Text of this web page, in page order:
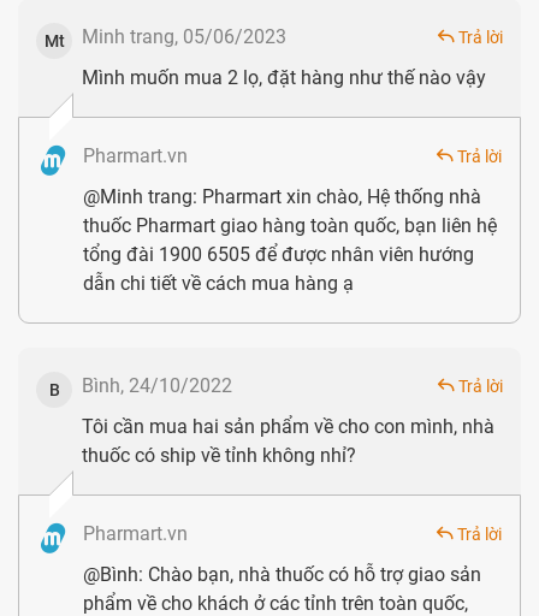
Giá và địa chỉ mua hàng uy tín
Pharmart.vn cam kết cung cấp các sản phẩm chính hãng
Special Kid Vitamine C Naturelle hiện đang được bày bán
tại nhiều nhà thuốc và các sàn thương mại điện tử với giá
Tuy nhiên thị trường Dược phẩm ngày càng bị xáo trộn, rất
nhiều hàng giả, hàng kém chất lượng tinh vi khó phân biệt,
Mt Minh trang, 05/06/2023 Trả lời
Mình muốn mua 2 lọ, đặt hàng như thế nào vậy
Pharmart.vn Trả lời
@Minh trang: Pharmart xin chào, Hệ thống nhà
thuốc Pharmart giao hàng toàn quốc, bạn liên hệ
tổng đài 1900 6505 để được nhân viên hướng
dẫn chi tiết về cách mua hàng ạ
B Bình, 24/10/2022 Trả lời
Tôi cần mua hai sản phẩm về cho con mình, nhà
thuốc có ship về tỉnh không nhỉ?
Pharmart.vn Trả lời
@Bình: Chào bạn, nhà thuốc có hỗ trợ giao sản
phẩm về cho khách ở các tỉnh trên toàn quốc,